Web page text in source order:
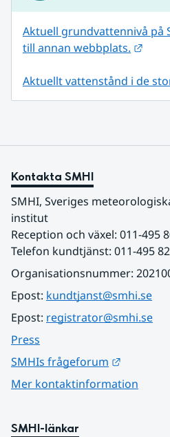
Aktuell grundvattennivå på
till annan webbplats.
Aktuellt vattenstånd i de
Kontakta SMHI
SMHI, Sveriges
institut
Reception och växel: 011-495
Telefon kundtjänst: 011-495
Organisationsnummer:
Epost: kundtjanst@smhi.se
Epost: registrator@smhi.se
Press
SMHIs frågeforum
Mer kontaktinformation
SMHI-länkar